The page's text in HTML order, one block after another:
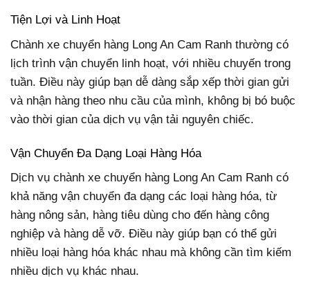
Tiện Lợi và Linh Hoạt
Chành xe chuyển hàng Long An Cam Ranh thường có
lịch trình vận chuyển linh hoạt, với nhiều chuyến trong
tuần. Điều này giúp bạn dễ dàng sắp xếp thời gian gửi
và nhận hàng theo nhu cầu của mình, không bị bó buộc
vào thời gian của dịch vụ vận tải nguyên chiếc.
Vận Chuyển Đa Dạng Loại Hàng Hóa
Dịch vụ chành xe chuyển hàng Long An Cam Ranh có
khả năng vận chuyển đa dạng các loại hàng hóa, từ
hàng nông sản, hàng tiêu dùng cho đến hàng công
nghiệp và hàng dễ vỡ. Điều này giúp bạn có thể gửi
nhiều loại hàng hóa khác nhau mà không cần tìm kiếm
nhiều dịch vụ khác nhau.